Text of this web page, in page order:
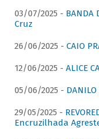
03/07/2025 - BANDA
Cruz
26/06/2025 - CAIO
12/06/2025 - ALICE
05/06/2025 -
29/05/2025 -
Encruzilhada